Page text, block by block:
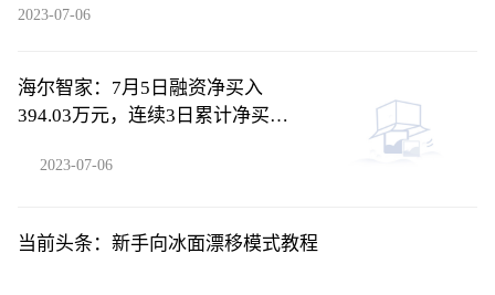
2023-07-06
海尔智家：7月5日融资净买入
394.03万元，连续3日累计净买入
2023-07-06
当前头条：新手向冰面漂移模式教程